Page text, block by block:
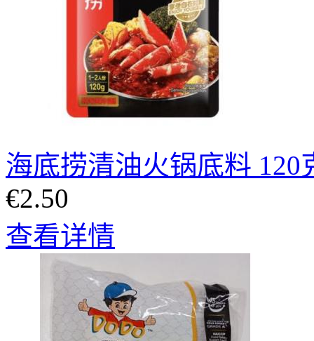
海底捞清油火锅底料 120
€2.50
查看详情